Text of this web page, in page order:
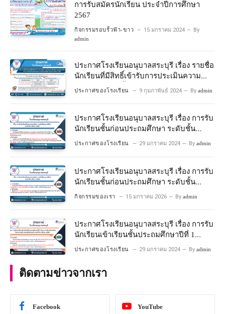
การรับสมัครนักเรียน ประจำปีการศึกษา
2567
กิจกรรมรอบรั้วฟ้า-ขาว 15 มกราคม 2024 By
admin
ประกาศโรงเรียนอนุบาลสระบุรี เรื่อง รายชื่อ
นักเรียนที่มีสิทธิ์เข้ารับการประเมินความ
พร้อมเข้าเรียนชั้นประถมศึกษาปีที่ 1
ประกาศของโรงเรียน 9 กุมภาพันธ์ 2024 By admin
ประกาศโรงเรียนอนุบาลสระบุรี เรื่อง การรับ
นักเรียนชั้นก่อนประถมศึกษา ระดับชั้น
อนุบาลปีที่ 2 ประจําปีการศึกษา 2567
ประกาศของโรงเรียน 29 มกราคม 2024 By admin
ประกาศโรงเรียนอนุบาลสระบุรี เรื่อง การรับ
นักเรียนชั้นก่อนประถมศึกษา ระดับชั้น
อนุบาลปีที่ ๒ ประจำปีการศึกษา ๒๕๖๙
กิจกรรมของเรา 15 มกราคม 2026 By admin
ประกาศโรงเรียนอนุบาลสระบุรี เรื่อง การรับ
นักเรียนเข้าเรียนชั้นประถมศึกษาปีที่ 1
โครงการห้องเรียนพิเศษ วิทยาศาสตร์ และ
ประกาศของโรงเรียน 29 มกราคม 2024 By admin
ติดตามข่าวจากเรา
Facebook YouTube